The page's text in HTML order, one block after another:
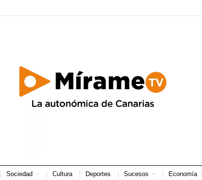
Sociedad Cultura Deportes Sucesos Economía